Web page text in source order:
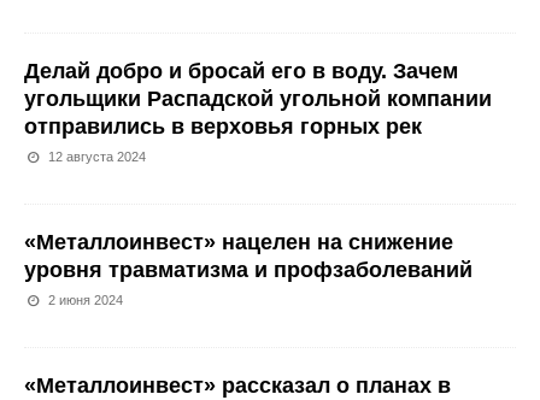
Делай добро и бросай его в воду. Зачем
угольщики Распадской угольной компании
отправились в верховья горных рек
12 августа 2024
«Металлоинвест» нацелен на снижение
уровня травматизма и профзаболеваний
2 июня 2024
«Металлоинвест» рассказал о планах в